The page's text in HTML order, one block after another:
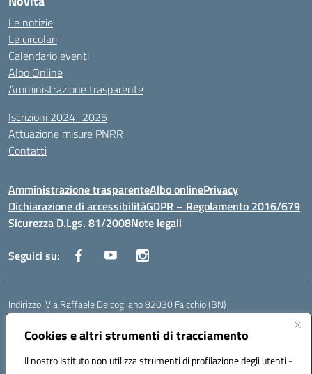
Cookies e altri strumenti di tracciamento
Il nostro Istituto non utilizza strumenti di profilazione degli utenti -
Le notizie
Le circolari
Calendario eventi
Albo Online
Amministrazione trasparente
Iscrizioni 2024_2025
Attuazione misure PNRR
Contatti
Amministrazione trasparenteAlbo onlinePrivacy
Dichiarazione di accessibilitàGDPR – Regolamento 2016/679
Sicurezza D.Lgs. 81/2008Note legali
Seguici su:
Indirizzo:Via Raffaele Delcogliano 82030 Faicchio (BN)
Centralino:
Posta elettronica certificata (PEC):bnis02300v@pec.istruzione.it
Codice fiscale: 90003320620